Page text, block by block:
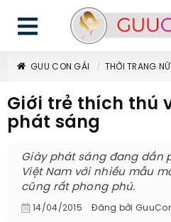
GUU CON GÁI THỜI TRANG NỮ
Giới trẻ thích thú
phát sáng
Giày phát sáng đang dần
Việt Nam với nhiều mẫu
cũng rất phong phú.
14/04/2015 Đăng bởi